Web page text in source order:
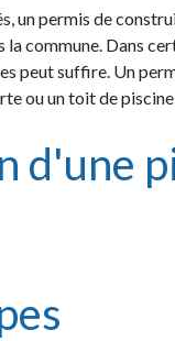
un permis de
commune. Dans
peut suffire. Un
ou un toit de
d'une